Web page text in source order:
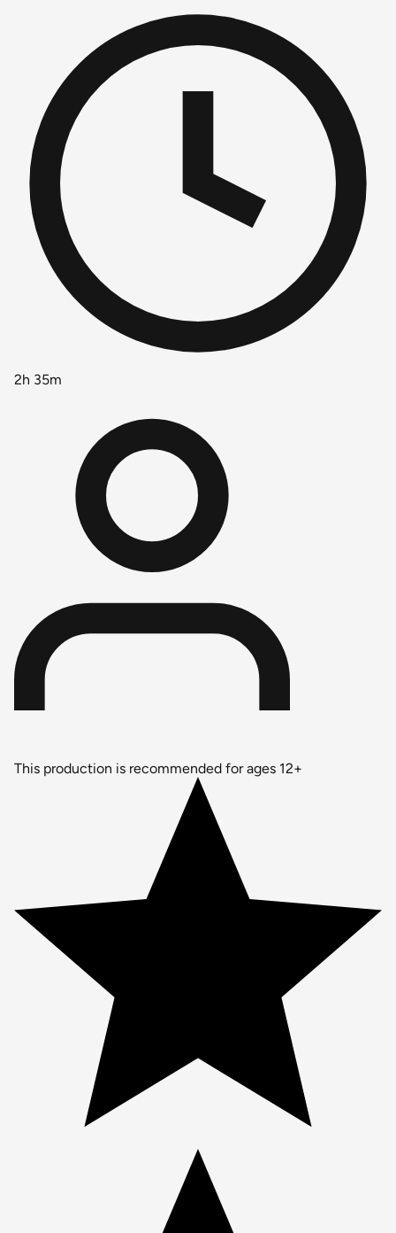
2h 35m
This production is recommended for ages 12+